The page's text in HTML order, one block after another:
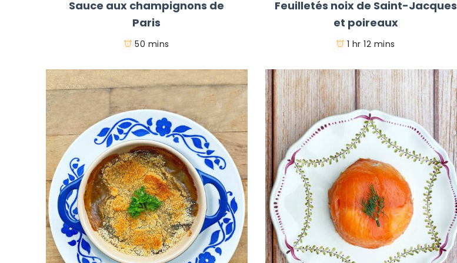
Sauce aux champignons de
Paris
50 mins
Feuilletés noix de Saint-Jacques
et poireaux
1 hr 12 mins